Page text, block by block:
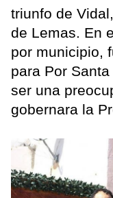
triunfo de
de Lemas. En
por municipio,
para Por
ser una
gobernara la